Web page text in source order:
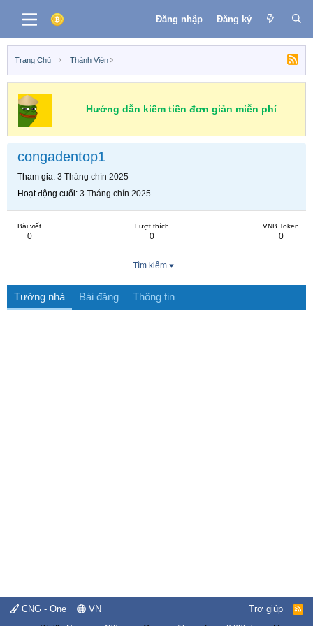
Đăng nhập Đăng ký
Trang Chủ Thành Viên
Hướng dẫn kiếm tiền đơn giản miễn phí
congadentop1
Tham gia 3 Tháng chín 2025
Hoạt động cuối 3 Tháng chín 2025
Bài viết
0
Lượt thích
0
VNB Token
0
Tìm kiếm
Tường nhà Bài đăng Thông tin
CNG - One VN Trợ giúp
R